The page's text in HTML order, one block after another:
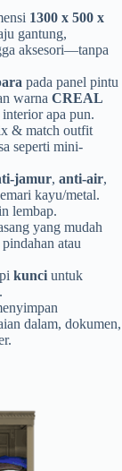
1300 x 500 x
gantung,
aksesori—tanpa
pada panel pintu
warna CREAL
apa pun.
& match outfit
seperti mini-
jamur, anti-air,
kayu/metal.
lembap.
yang mudah
atau
kunci untuk
dalam, dokumen,